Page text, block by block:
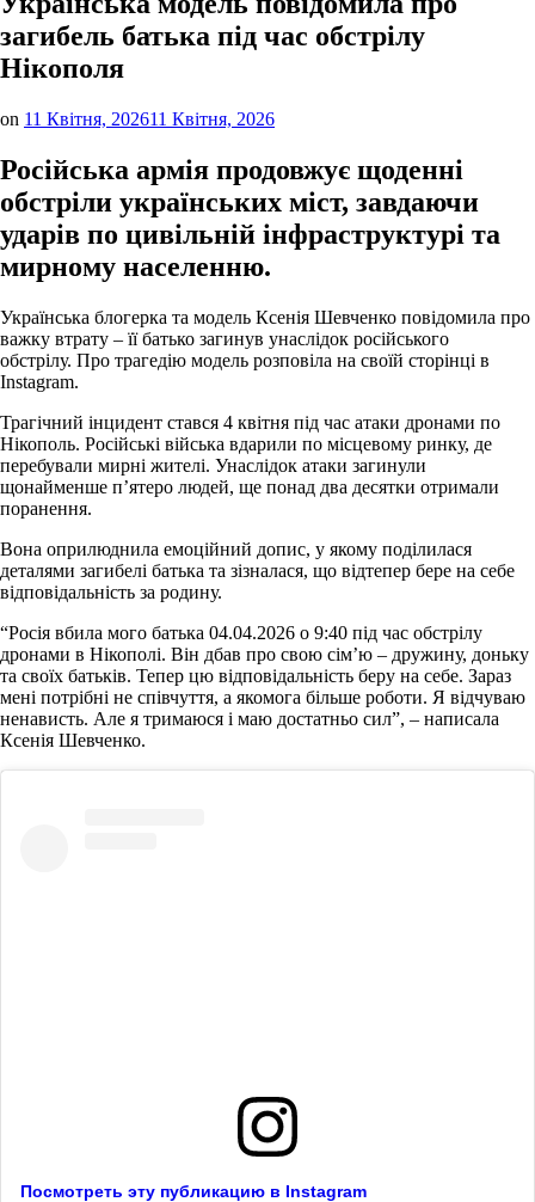
загибель батька під час обстрілу
Нікополя
on 11 Квітня, 202611 Квітня, 2026
Російська армія продовжує щоденні
обстріли українських міст, завдаючи
ударів по цивільній інфраструктурі та
мирному населенню.
Українська блогерка та модель Ксенія Шевченко повідомила про
важку втрату – її батько загинув унаслідок російського
обстрілу. Про трагедію модель розповіла на своїй сторінці в
Instagram.
Трагічний інцидент стався 4 квітня під час атаки дронами по
Нікополь. Російські війська вдарили по місцевому ринку, де
перебували мирні жителі. Унаслідок атаки загинули
щонайменше п’ятеро людей, ще понад два десятки отримали
поранення.
Вона оприлюднила емоційний допис, у якому поділилася
деталями загибелі батька та зізналася, що відтепер бере на себе
відповідальність за родину.
“Росія вбила мого батька 04.04.2026 о 9:40 під час обстрілу
дронами в Нікополі. Він дбав про свою сім’ю – дружину, доньку
та своїх батьків. Тепер цю відповідальність беру на себе. Зараз
мені потрібні не співчуття, а якомога більше роботи. Я відчуваю
ненависть. Але я тримаюся і маю достатньо сил”, – написала
Ксенія Шевченко.
Посмотреть эту публикацию в Instagram